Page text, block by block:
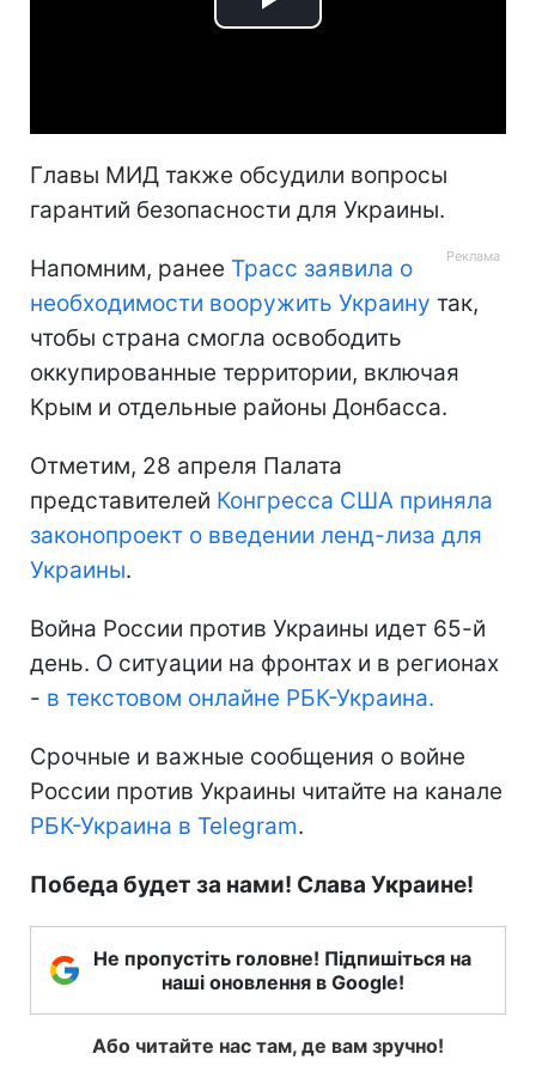
Play
Главы МИД также обсудили вопросы
гарантий безопасности для Украины.
Напомним, ранее Трасс заявила о
необходимости вооружить Украину так,
чтобы страна смогла освободить
оккупированные территории, включая
Крым и отдельные районы Донбасса.
Отметим, 28 апреля Палата
представителей Конгресса США приняла
законопроект о введении ленд-лиза для
Украины.
Война России против Украины идет 65-й
день. О ситуации на фронтах и в регионах
- в текстовом онлайне РБК-Украина.
Срочные и важные сообщения о войне
России против Украины читайте на канале
РБК-Украина в Telegram.
Победа будет за нами! Слава Украине!
Не пропустіть головне! Підпишіться на
наші оновлення в Google!
Або читайте нас там, де вам зручно!